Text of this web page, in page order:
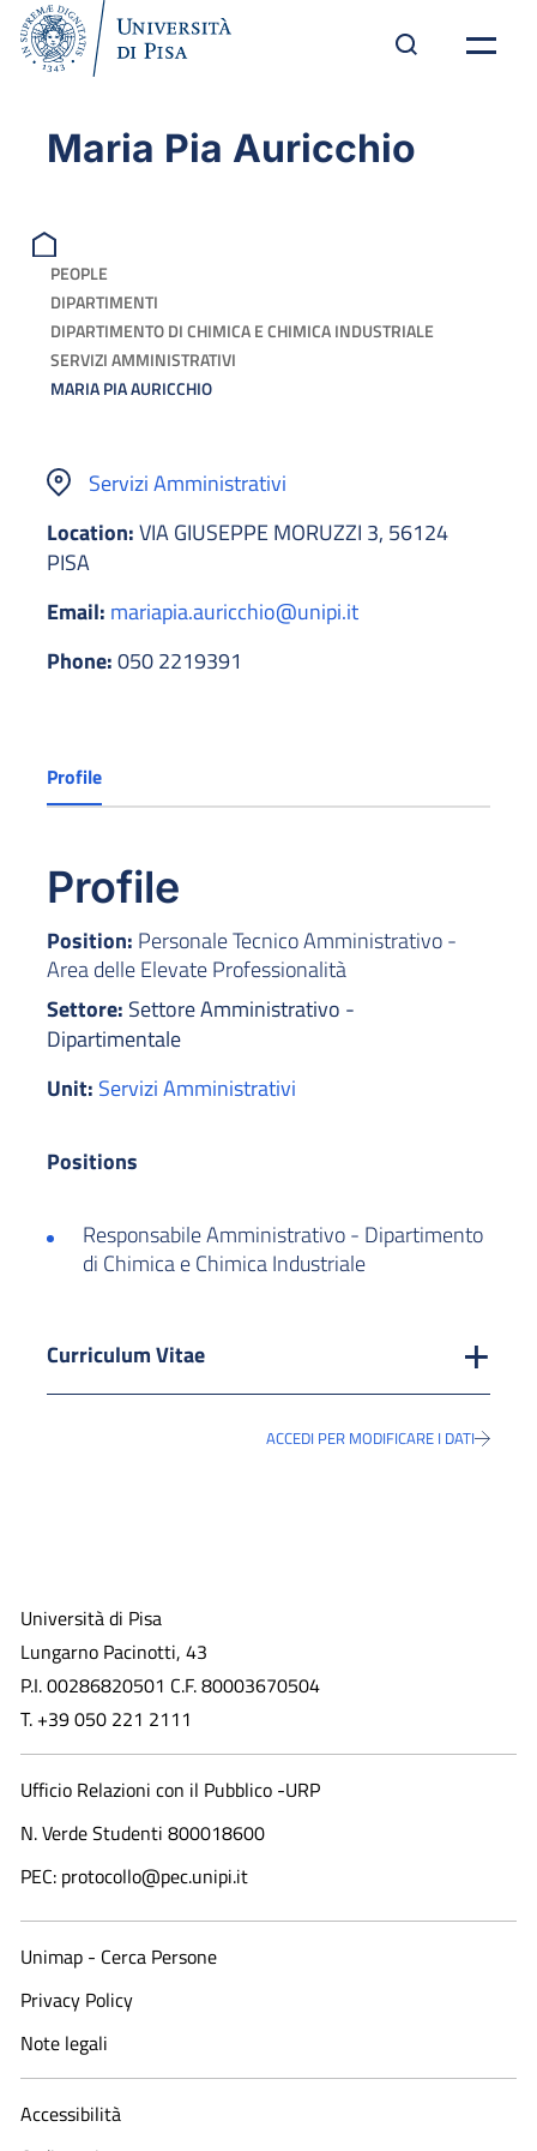
Maria Pia Auricchio
PEOPLE
DIPARTIMENTI
DIPARTIMENTO DI CHIMICA E CHIMICA INDUSTRIALE
SERVIZI AMMINISTRATIVI
MARIA PIA AURICCHIO
Servizi Amministrativi
Location:VIA GIUSEPPE MORUZZI 3, 56124
PISA
Email: mariapia.auricchio@unipi.it
Phone:050 2219391
Profile
Profile
Position: Personale Tecnico Amministrativo -
Area delle Elevate Professionalità
Settore:
Dipartimentale
Unit: Servizi Amministrativi
Positions
Responsabile Amministrativo - Dipartimento
di Chimica e Chimica Industriale
Curriculum Vitae
ACCEDI PER MODIFICARE I DATI
Università di Pisa
Lungarno Pacinotti, 43
P.I. 00286820501 C.F. 80003670504
T. +39 050 221 2111
Ufficio Relazioni con il Pubblico -URP
N. Verde Studenti 800018600​
PEC: protocollo@pec.unipi.it
Unimap - Cerca Persone
Privacy Policy
Note legali
Accessibilità